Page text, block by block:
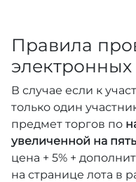
Правила
электронных
В случае если к
только один
предмет торгов по
увеличенной на
цена + 5% +
на странице лота в